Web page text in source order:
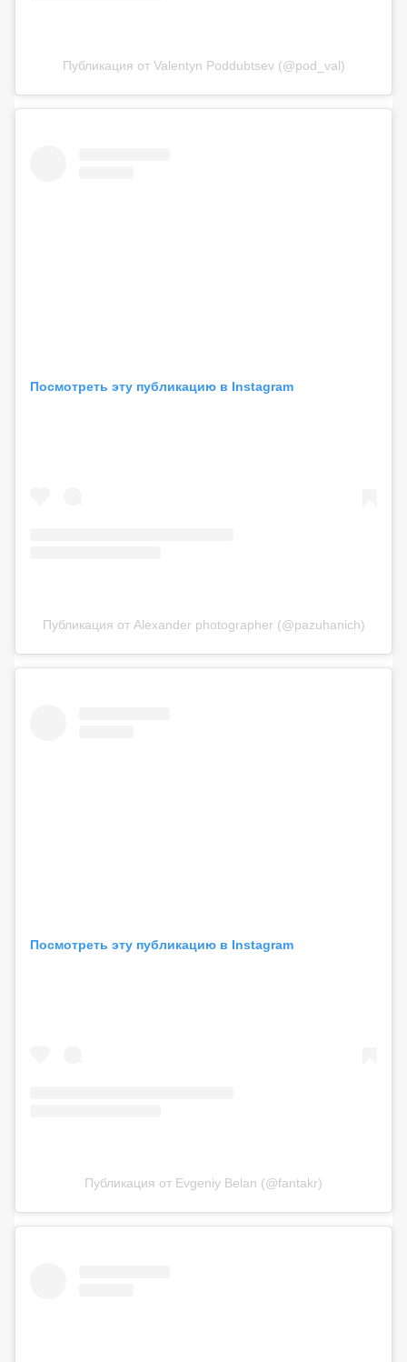
Публикация от Valentyn Poddubtsev (@pod_val)
Посмотреть эту публикацию в Instagram
Публикация от Alexander photographer (@pazuhanich)
Посмотреть эту публикацию в Instagram
Публикация от Evgeniy Belan (@fantakr)